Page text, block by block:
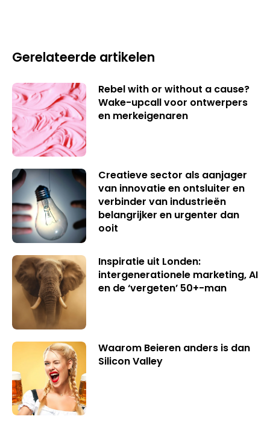
Gerelateerde artikelen
Rebel with or without a cause?
Wake-upcall voor ontwerpers
en merkeigenaren
Creatieve sector als aanjager
van innovatie en ontsluiter en
verbinder van industrieën
belangrijker en urgenter dan
ooit
Inspiratie uit Londen:
intergenerationele marketing, AI
en de ‘vergeten’ 50+-man
Waarom Beieren anders is dan
Silicon Valley